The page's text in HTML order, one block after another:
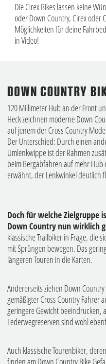
Die Cirex Bikes lassen keine
oder Down Country, Cirex oder
Möglichkeiten für deine
in Video!
DOWN COUNTRY
120 Millimeter Hub an der Front
Heck zeichnen moderne Down
auf jenem der Cross Country
Der Unterschied: Durch einen
Umlenkwippe ist der Rahmen
beim Bergabfahren auf mehr
erwähnt, der Lenkwinkel deutlich
Doch für welche Zielgruppe
Down Country nun wirklich
klassische Trailbiker in Frage, die
mit Sprüngen bewegen. Das
längeren Touren in die Karten.
Andererseits ziehen Down
gemäßigter Cross Country Fahrer
geringere Gewicht beeindrucken,
Federwegreserven sind wohl
Auch klassische Tourenbiker,
finden am Down Country Bike